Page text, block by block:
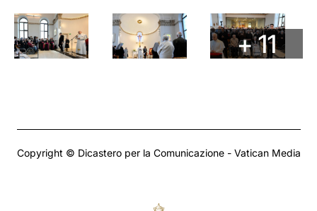
+ 11
Copyright © Dicastero per la Comunicazione - Vatican Media